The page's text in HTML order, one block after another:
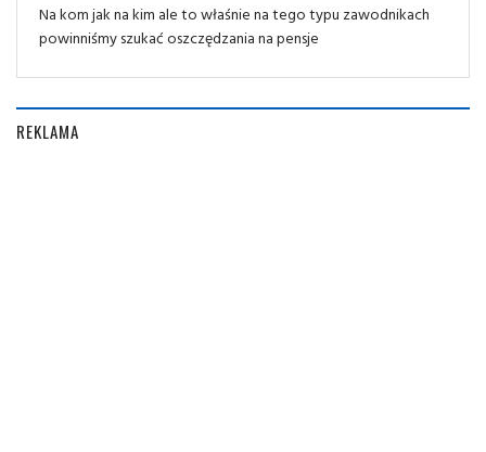
Na kom jak na kim ale to właśnie na tego typu zawodnikach
powinniśmy szukać oszczędzania na pensje
REKLAMA